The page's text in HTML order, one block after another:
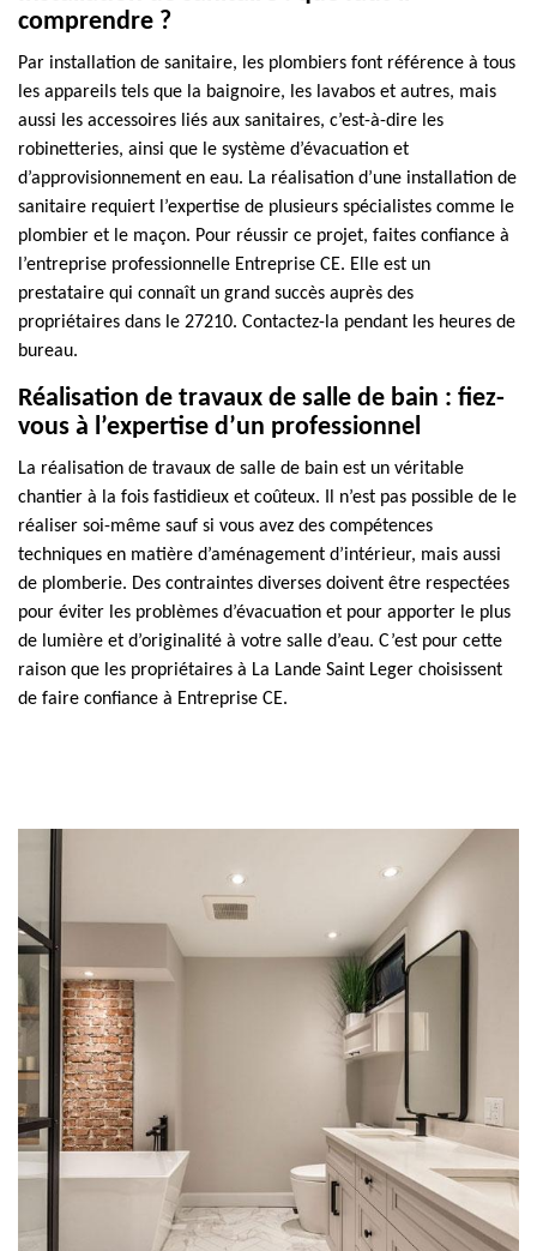
comprendre ?
Par installation de sanitaire, les plombiers font référence à tous
les appareils tels que la baignoire, les lavabos et autres, mais
aussi les accessoires liés aux sanitaires, c’est-à-dire les
robinetteries, ainsi que le système d’évacuation et
d’approvisionnement en eau. La réalisation d’une installation de
sanitaire requiert l’expertise de plusieurs spécialistes comme le
plombier et le maçon. Pour réussir ce projet, faites confiance à
l’entreprise professionnelle Entreprise CE. Elle est un
prestataire qui connaît un grand succès auprès des
propriétaires dans le 27210. Contactez-la pendant les heures de
bureau.
Réalisation de travaux de salle de bain : fiez-
vous à l’expertise d’un professionnel
La réalisation de travaux de salle de bain est un véritable
chantier à la fois fastidieux et coûteux. Il n’est pas possible de le
réaliser soi-même sauf si vous avez des compétences
techniques en matière d’aménagement d’intérieur, mais aussi
de plomberie. Des contraintes diverses doivent être respectées
pour éviter les problèmes d’évacuation et pour apporter le plus
de lumière et d’originalité à votre salle d’eau. C’est pour cette
raison que les propriétaires à La Lande Saint Leger choisissent
de faire confiance à Entreprise CE.